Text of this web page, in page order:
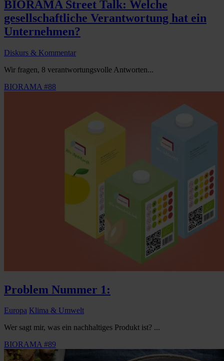
BIORAMA Street Talk: Welche
gesellschaftliche Verantwortung hat ein
Unternehmen?
Diskurs & Kommentar
Wir fragen, 8 verantwortungsvolle Antworten...
BIORAMA #88
Problem Nummer 1:
Europa Klima & Umwelt
Wer sagt mir, was ein nachhaltiges Produkt ist? ...
BIORAMA #89